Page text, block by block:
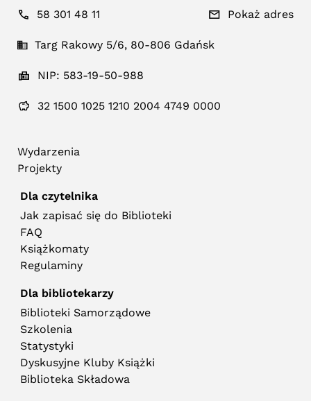
58 301 48 11 Pokaż adres
Targ Rakowy 5/6, 80-806 Gdańsk
NIP: 583-19-50-988
32 1500 1025 1210 2004 4749 0000
Wydarzenia
Projekty
Dla czytelnika
Jak zapisać się do Biblioteki
FAQ
Książkomaty
Regulaminy
Dla bibliotekarzy
Biblioteki Samorządowe
Szkolenia
Statystyki
Dyskusyjne Kluby Książki
Biblioteka Składowa